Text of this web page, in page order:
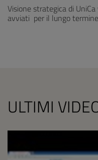
Visione strategica di
avviati per il lungo
ULTIMI